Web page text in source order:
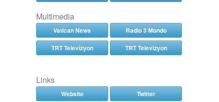
Multimedia
Vatican News
Radio 3 Mondo
TRT Televìzyon
TRT Televìzyon
Links
Website Twitter